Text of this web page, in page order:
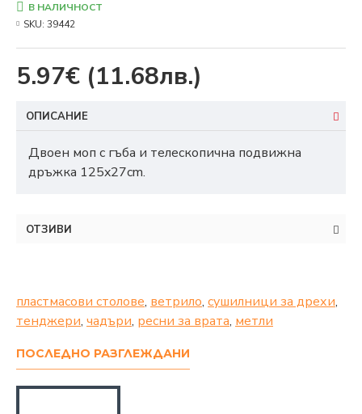
5.97€ (11.68лв.)
В НАЛИЧНОСТ
SKU: 39442
ОПИСАНИЕ
Двоен моп с гъба и телескопична подвижна
дръжка 125x27cm.
ОТЗИВИ
пластмасови столове, ветрило, сушилници за дрехи,
тенджери, чадъри, ресни за врата, метли
ПОСЛЕДНО РАЗГЛЕЖДАНИ